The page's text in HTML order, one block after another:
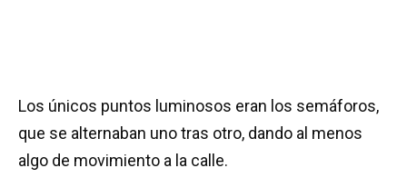
Los únicos puntos luminosos eran los semáforos,
que se alternaban uno tras otro, dando al menos
algo de movimiento a la calle.